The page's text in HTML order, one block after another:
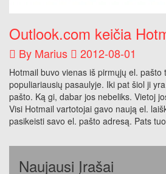
Outlook.com keičia
By Marius 2012-08-01
Hotmail buvo vienas iš pirmųjų el.
populiariausių pasaulyje. Iki pat šiol ji
pašto. Ką gi, dabar jos nebeliks. Vietoj
Visi Hotmail vartotojai gavo naują el.
pasikeisti savo el. pašto adresą. Pats
Naujausi Įrašai